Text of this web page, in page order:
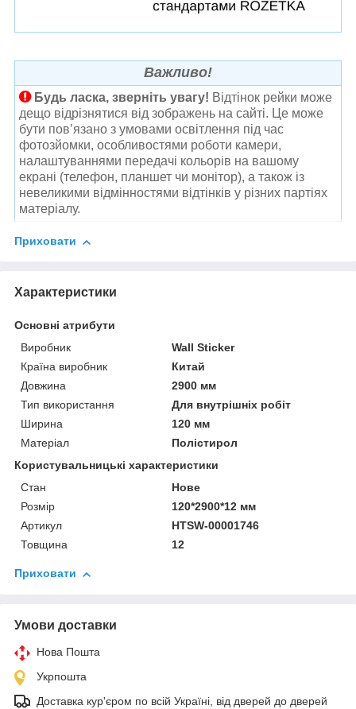
Важливо!
Будь ласка, зверніть увагу! Відтінок рейки може
дещо відрізнятися від зображень на сайті. Це може
бути пов’язано з умовами освітлення під час
фотозйомки, особливостями роботи камери,
налаштуваннями передачі кольорів на вашому
екрані (телефон, планшет чи монітор), а також із
невеликими відмінностями відтінків у різних партіях
матеріалу.
Приховати
Характеристики
Основні атрибути
Виробник
Wall Sticker
Країна виробник
Китай
Довжина
2900 мм
Тип використання
Для внутрішніх робіт
Ширина
120 мм
Матеріал
Полістирол
Користувальницькі характеристики
Стан
Нове
Розмір
120*2900*12 мм
Артикул
HTSW-00001746
Товщина
12
Приховати
Умови доставки
Нова Пошта
Укрпошта
Доставка кур'єром по всій Україні, від дверей до дверей